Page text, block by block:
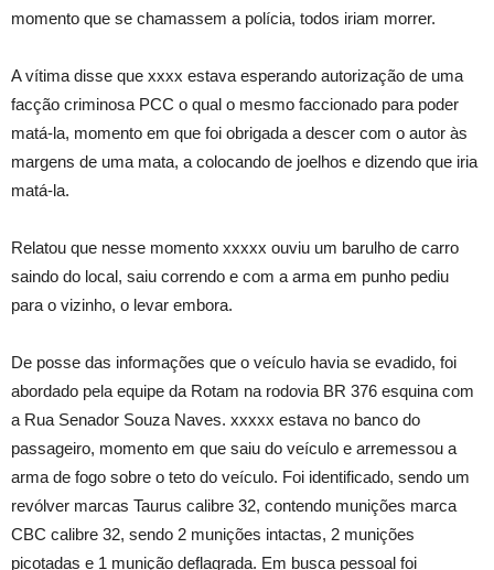
momento que se chamassem a polícia, todos iriam morrer.
A vítima disse que xxxx estava esperando autorização de uma
facção criminosa PCC o qual o mesmo faccionado para poder
matá-la, momento em que foi obrigada a descer com o autor às
margens de uma mata, a colocando de joelhos e dizendo que iria
matá-la.
Relatou que nesse momento xxxxx ouviu um barulho de carro
saindo do local, saiu correndo e com a arma em punho pediu
para o vizinho, o levar embora.
De posse das informações que o veículo havia se evadido, foi
abordado pela equipe da Rotam na rodovia BR 376 esquina com
a Rua Senador Souza Naves. xxxxx estava no banco do
passageiro, momento em que saiu do veículo e arremessou a
arma de fogo sobre o teto do veículo. Foi identificado, sendo um
revólver marcas Taurus calibre 32, contendo munições marca
CBC calibre 32, sendo 2 munições intactas, 2 munições
picotadas e 1 munição deflagrada. Em busca pessoal foi